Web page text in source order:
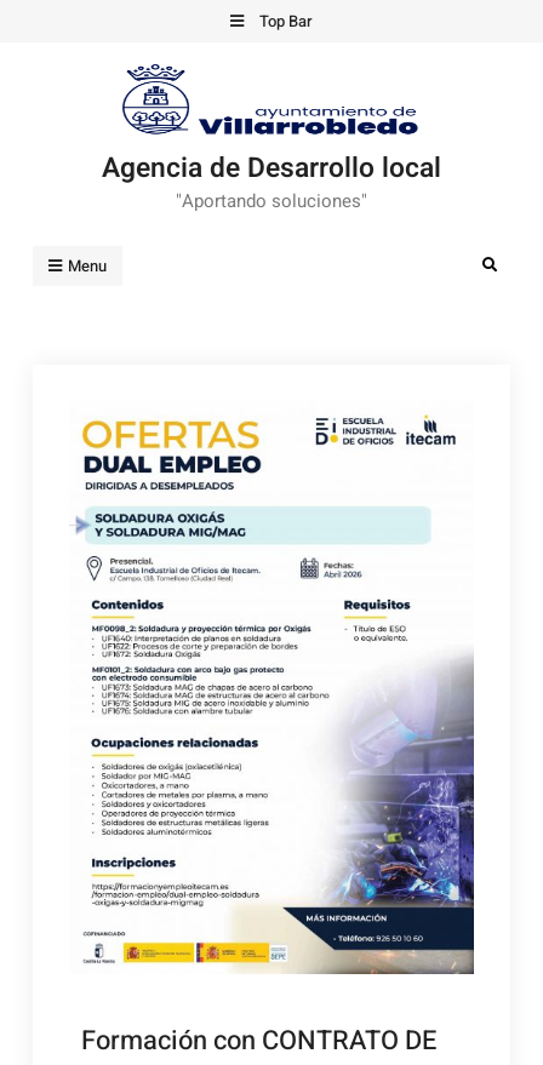
Top Bar
Agencia de Desarrollo local
"Aportando soluciones"
Menu Search
Formación con CONTRATO DE